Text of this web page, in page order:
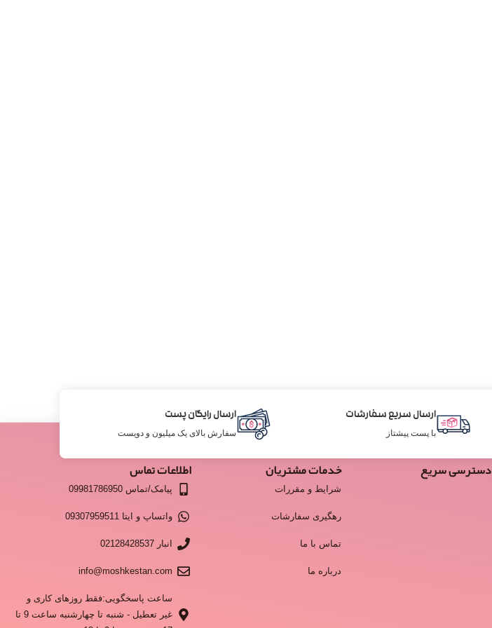
ارسال سریع سفارشات
با پست پیشتاز
ارسال رایگان پست
سفارش بالای یک میلیون و دویست
دسترسی سریع خدمات مشتریان
شرایط و مقررات
رهگیری سفارشات
تماس با ما
درباره ما
اطلاعات تماس
پیامک/تماس 09981786950
واتساپ و ایتا 09307959511
انبار 02128428537
info@moshkestan.com
ساعت پاسخگویی:فقط روزهای کاری و
غیر تعطیل - شنبه تا چهارشنبه ساعت 9 تا